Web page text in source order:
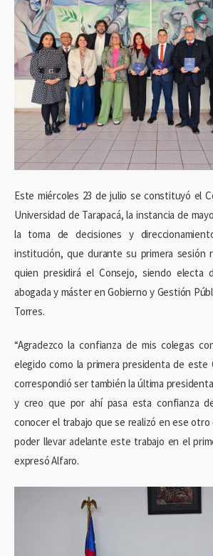
Este miércoles 23 de julio se constituyó el
Universidad de Tarapacá, la instancia de
la toma de decisiones y
institución, que durante su primera sesión
quien presidirá el Consejo, siendo electa
abogada y máster en Gobierno y Gestión
Torres.
“Agradezco la confianza de mis colegas
elegido como la primera presidenta de este
correspondió ser también la última
y creo que por ahí pasa esta confianza
conocer el trabajo que se realizó en ese
poder llevar adelante este trabajo en el
expresó Alfaro.